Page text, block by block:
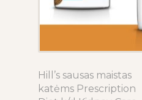
Hill’s sausas maistas
katėms Prescription